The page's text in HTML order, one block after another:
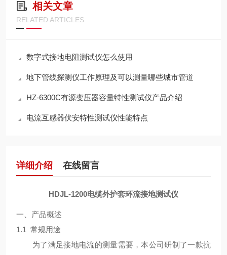
相关文章
RELATED ARTICLES
数字式接地电阻测试仪怎么使用
地下管线探测仪工作原理及可以测量哪些城市管道
HZ-6300C有源变压器容量特性测试仪产品介绍
电流互感器伏安特性测试仪性能特点
详细介绍 在线留言
HDJL-1200电缆外护套环流接地测试仪
一、产品概述
1.1 常规用途
为了满足接地电流的测量需要，本公司研制了一款抗